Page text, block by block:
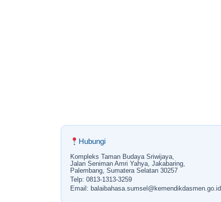
Hubungi
Kompleks Taman Budaya Sriwijaya,
Jalan Seniman Amri Yahya, Jakabaring,
Palembang, Sumatera Selatan 30257
Telp: 0813-1313-3259
Email: balaibahasa.sumsel@kemendikdasmen.go.id